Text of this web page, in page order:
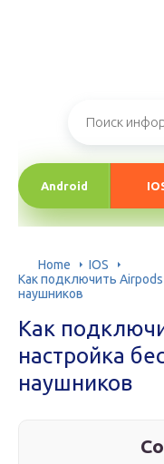
Android
Home
IOS
Как подключить
наушников
Как
настройка
наушников